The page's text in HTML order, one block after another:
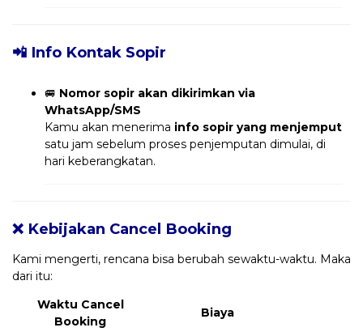
📲 Info Kontak Sopir
🚐 Nomor sopir akan dikirimkan via
WhatsApp/SMS
Kamu akan menerima info sopir yang menjemput
satu jam sebelum proses penjemputan dimulai, di
hari keberangkatan.
❌ Kebijakan Cancel Booking
Kami mengerti, rencana bisa berubah sewaktu-waktu. Maka
dari itu:
Waktu Cancel
Booking
Biaya